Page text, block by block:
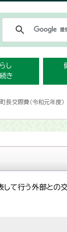
し
き
長交際費（令和元年度）
して行う外部との